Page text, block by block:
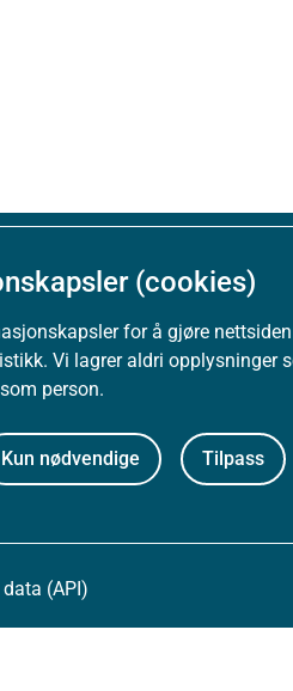
(cookies)
for å gjøre
Vi lagrer aldri opplysninger
person.
Kun nødvendige Tilpass
(uustatus.no)
og informasjonskapsler
(API)